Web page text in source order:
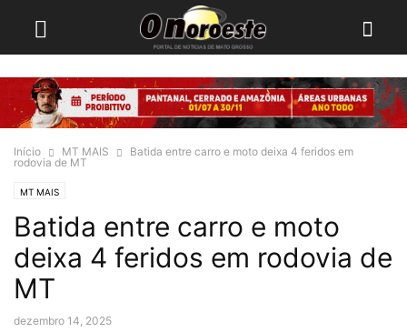
Início MT MAIS
Batida entre carro e moto deixa 4 feridos em
rodovia de MT
MT MAIS
Batida entre carro e moto
deixa 4 feridos em rodovia de
MT
dezembro 14, 2025